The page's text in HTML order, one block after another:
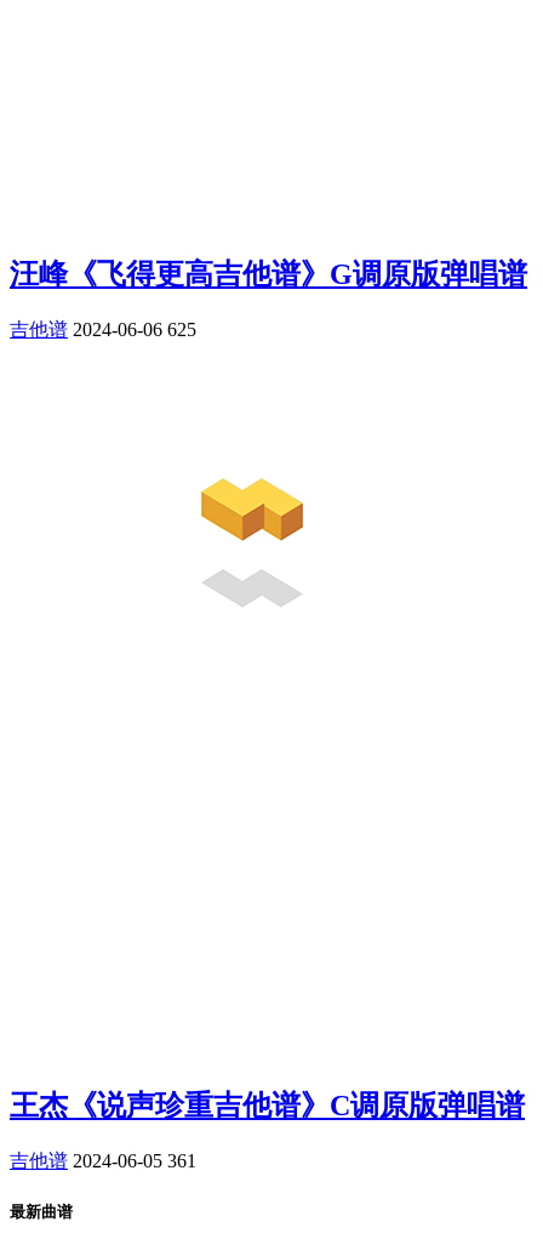
汪峰《飞得更高吉他谱》G调原版弹唱谱
吉他谱 2024-06-06 625
王杰《说声珍重吉他谱》C调原版弹唱谱
吉他谱 2024-06-05 361
最新曲谱